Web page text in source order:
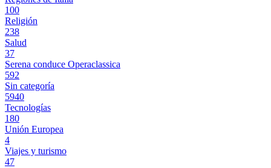
100
Religión
238
Salud
37
Serena conduce Operaclassica
592
Sin categoría
5940
Tecnologías
180
Unión Europea
4
Viajes y turismo
47